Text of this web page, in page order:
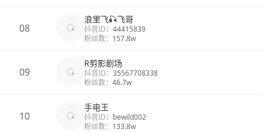
08
浪里飞🎣飞哥
抖音ID： 44415839
粉丝数： 157.8w
09
R剪影剧场
抖音ID： 35567708338
粉丝数： 46.7w
10
手电王
抖音ID： bewild002
粉丝数： 133.8w